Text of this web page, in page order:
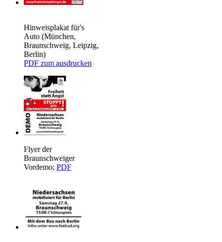
Hinweisplakat für's
Auto (München,
Braunschweig, Leipzig,
Berlin)
PDF zum ausdrucken
Flyer der
Braunschweiger
Vordemo; PDF